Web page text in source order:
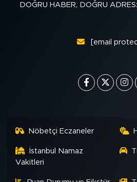
DOĞRU HABER, DOĞRU
[email
Nöbetçi Eczaneler
İstanbul Namaz
Vakitleri